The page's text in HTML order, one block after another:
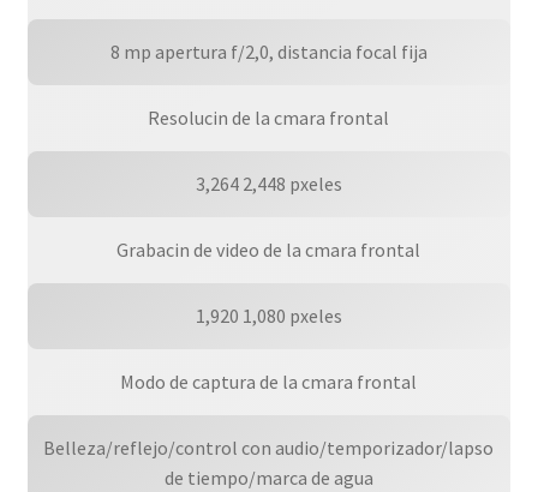
8 mp apertura f/2,0, distancia focal fija
Resolucin de la cmara frontal
3,264 2,448 pxeles
Grabacin de video de la cmara frontal
1,920 1,080 pxeles
Modo de captura de la cmara frontal
Belleza/reflejo/control con audio/temporizador/lapso
de tiempo/marca de agua